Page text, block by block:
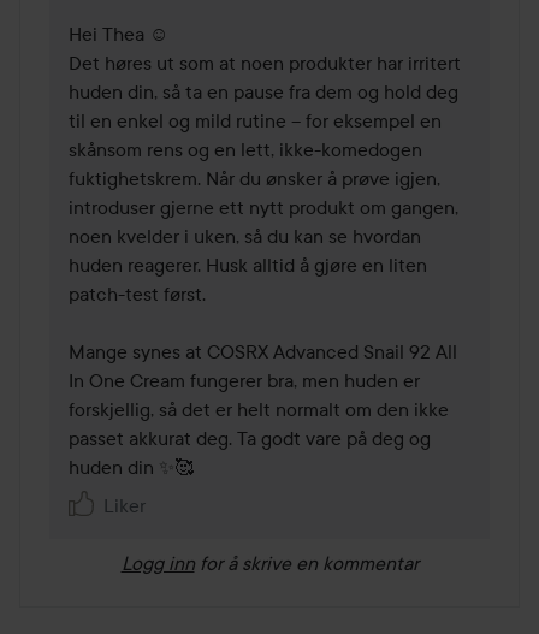
Hei Thea ☺️
Det høres ut som at noen produkter har irritert
huden din, så ta en pause fra dem og hold deg
til en enkel og mild rutine – for eksempel en
skånsom rens og en lett, ikke-komedogen
fuktighetskrem. Når du ønsker å prøve igjen,
introduser gjerne ett nytt produkt om gangen,
noen kvelder i uken, så du kan se hvordan
huden reagerer. Husk alltid å gjøre en liten
patch-test først.
Mange synes at COSRX Advanced Snail 92 All
In One Cream fungerer bra, men huden er
forskjellig, så det er helt normalt om den ikke
passet akkurat deg. Ta godt vare på deg og
huden din ✨🥰
Liker
Logg inn for å skrive en kommentar